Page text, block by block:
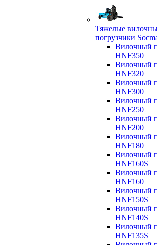
Тяжелые
погрузчики
Вилочный
HNF350
Вилочный
HNF320
Вилочный
HNF300
Вилочный
HNF250
Вилочный
HNF200
Вилочный
HNF180
Вилочный
HNF160S
Вилочный
HNF160
Вилочный
HNF150S
Вилочный
HNF140S
Вилочный
HNF135S